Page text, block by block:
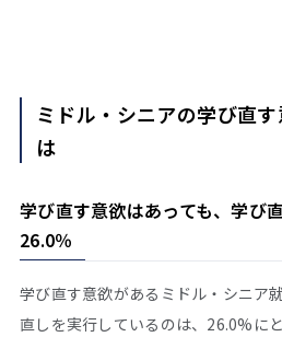
ミドル・シニアの学び直
は
学び直す意欲はあっても、学び
26.0％
学び直す意欲があるミドル・シニア
直しを実行しているのは、26.0%に